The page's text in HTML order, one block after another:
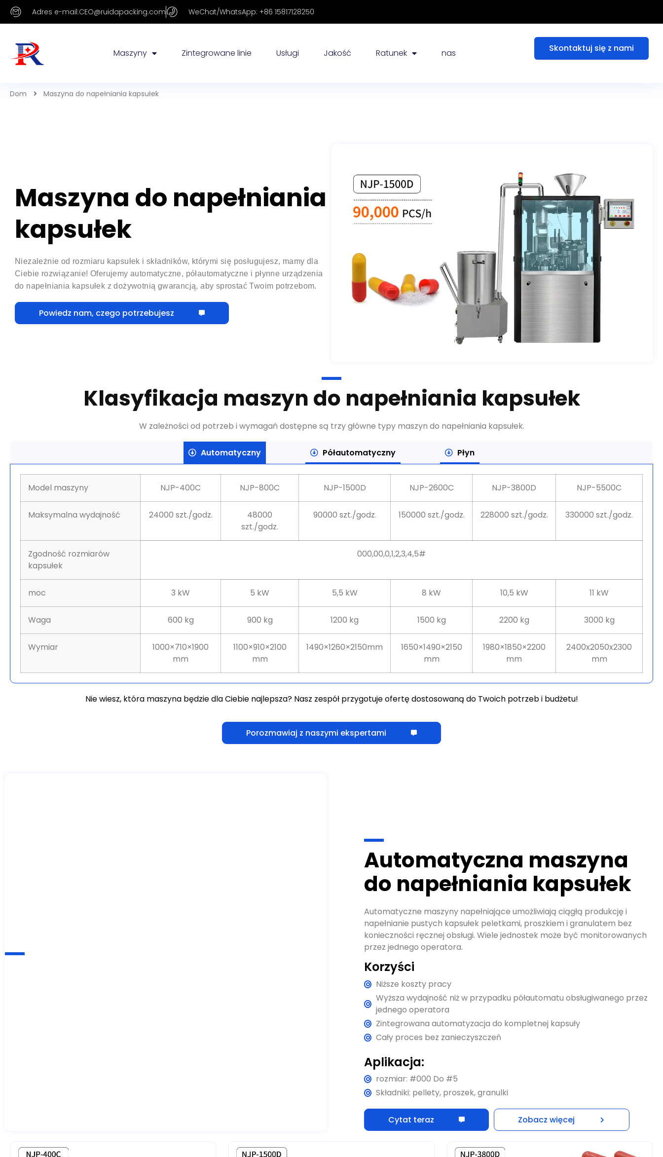
Adres e-mail:CEO@ruidapacking.com WeChat/WhatsApp: +86 15817128250
Maszyny Zintegrowane linie Usługi Jakość Ratunek nas Skontaktuj się z nami
Dom Maszyna do napełniania kapsułek
Maszyna do napełniania
kapsułek
Niezależnie od rozmiaru kapsułek i składników, którymi się posługujesz, mamy dla
Ciebie rozwiązanie! Oferujemy automatyczne, półautomatyczne i płynne urządzenia
do napełniania kapsułek z dożywotnią gwarancją, aby sprostać Twoim potrzebom.
Powiedz nam, czego potrzebujesz
Klasyfikacja maszyn do napełniania kapsułek
W zależności od potrzeb i wymagań dostępne są trzy główne typy maszyn do napełniania kapsułek.
Automatyczny Półautomatyczny Płyn
Model maszyny NJP-400C NJP-800C NJP-1500D NJP-2600C NJP-3800D NJP-5500C
Maksymalna wydajność 24000 szt./godz.
48000
szt./godz.
90000 szt./godz. 150000 szt./godz. 228000 szt./godz. 330000 szt./godz.
Zgodność rozmiarów
kapsułek
000,00,0,1,2,3,4,5#
moc 3 kW 5 kW 5,5 kW 8 kW 10,5 kW 11 kW
Waga 600 kg 900 kg 1200 kg 1500 kg 2200 kg 3000 kg
Wymiar
1000×710×1900
mm
1100×910×2100
mm
1490×1260×2150mm
1650×1490×2150
mm
1980×1850×2200
mm
2400x2050x2300
mm
Nie wiesz, która maszyna będzie dla Ciebie najlepsza? Nasz zespół przygotuje ofertę dostosowaną do Twoich potrzeb i budżetu!
Porozmawiaj z naszymi ekspertami
Automatyczna maszyna
do napełniania kapsułek
Automatyczne maszyny napełniające umożliwiają ciągłą produkcję i
napełnianie pustych kapsułek peletkami, proszkiem i granulatem bez
konieczności ręcznej obsługi. Wiele jednostek może być monitorowanych
przez jednego operatora.
Korzyści
Niższe koszty pracy
Wyższa wydajność niż w przypadku półautomatu obsługiwanego przez
jednego operatora
Zintegrowana automatyzacja do kompletnej kapsuły
Cały proces bez zanieczyszczeń
Aplikacja:
rozmiar: #000 Do #5
Składniki: pellety, proszek, granulki
Cytat teraz Zobacz więcej